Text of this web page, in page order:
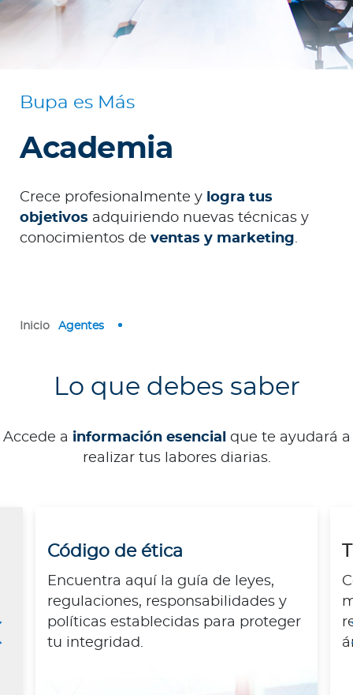
o
Ingresar a Mi Bupa
Para Agentes
Bupa es Más
Academia
Crece profesionalmente y logra tus
objetivos adquiriendo nuevas técnicas y
conocimientos de ventas y marketing.
Inicio Agentes
Lo que debes saber
Accede a información esencial
que te ayudará a
realizar tus labores diarias.
Código de ética
Encuentra aquí la guía de leyes,
regulaciones, responsabilidades y
políticas establecidas para proteger
tu integridad.